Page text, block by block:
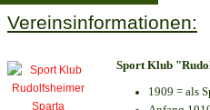
Vereinsinformationen:
Sport Klub
1909 = als